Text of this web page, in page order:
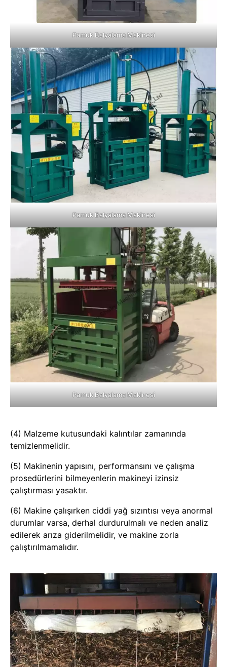
Pamuk Balyalama Makinesi
Pamuk Balyalama Makinesi
Pamuk Balyalama Makinesi
(4) Malzeme kutusundaki kalıntılar zamanında
temizlenmelidir.
(5) Makinenin yapısını, performansını ve çalışma
prosedürlerini bilmeyenlerin makineyi izinsiz
çalıştırması yasaktır.
(6) Makine çalışırken ciddi yağ sızıntısı veya anormal
durumlar varsa, derhal durdurulmalı ve neden analiz
edilerek arıza giderilmelidir, ve makine zorla
çalıştırılmamalıdır.